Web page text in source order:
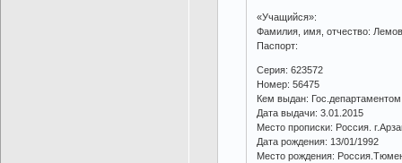
«Учащийся»:
Фамилия, имя, отчество:
Паспорт:
Серия: 623572
Номер: 56475
Кем выдан: Гос.департаментом
Дата выдачи: 3.01.2015
Место прописки: Россия.
Дата рождения: 13/01/1992
Место рождения: